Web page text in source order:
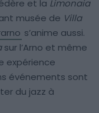
et la Limonaia
musée de Villa
s’anime aussi.
sur l’Arno et même
expérience
événements sont
du jazz à